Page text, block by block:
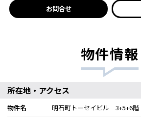
お問合せ
物件情報
所在地・アクセス
物件名
明石町トーセイビル 3+5+6階